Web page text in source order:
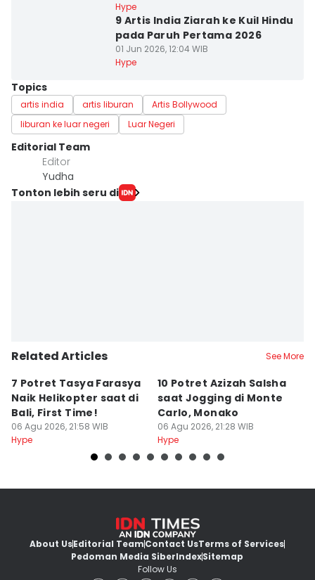
Hype
9 Artis India Ziarah ke Kuil Hindu
pada Paruh Pertama 2026
01 Jun 2026, 12:04 WIB
Hype
Topics
artis india artis liburan
Artis Bollywood
liburan ke luar negeri
Luar Negeri
Editorial Team
Editor
Yudha ‎
Tonton lebih seru di
Related Articles See More
7 Potret Tasya Farasya
Naik Helikopter saat di
Bali, First Time!
06 Agu 2026, 21:58 WIB
Hype
10 Potret Azizah Salsha
saat Jogging di Monte
Carlo, Monako
06 Agu 2026, 21:28 WIB
Hype
About UsEditorial TeamContact UsTerms of Services
Pedoman Media SiberIndexSitemap
Follow Us